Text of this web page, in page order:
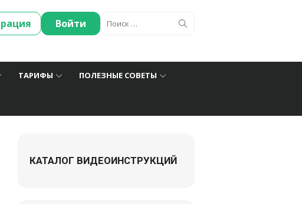
Искать:
Войти
ТАРИФЫ ПОЛЕЗНЫЕ СОВЕТЫ
КАТАЛОГ ВИДЕОИНСТРУКЦИЙ